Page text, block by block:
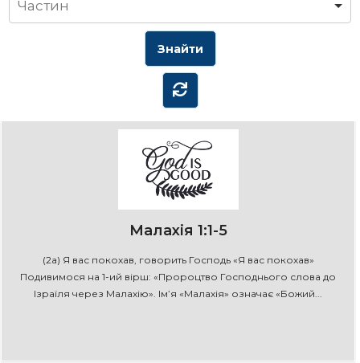
Малахія 1:1-5
(2а) Я вас покохав, говорить Господь «Я вас покохав»
Подивимося на 1-ий вірш: «Пророцтво Господнього слова до
Ізраїля через Малахію». Ім’я «Малахія» означає «Божий...